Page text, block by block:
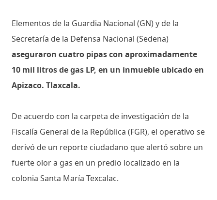
Elementos de la Guardia Nacional (GN) y de la
Secretaría de la Defensa Nacional (Sedena)
aseguraron cuatro pipas con aproximadamente
10 mil litros de gas LP, en un inmueble ubicado en
Apizaco. Tlaxcala.
De acuerdo con la carpeta de investigación de la
Fiscalía General de la República (FGR), el operativo se
derivó de un reporte ciudadano que alertó sobre un
fuerte olor a gas en un predio localizado en la
colonia Santa María Texcalac.